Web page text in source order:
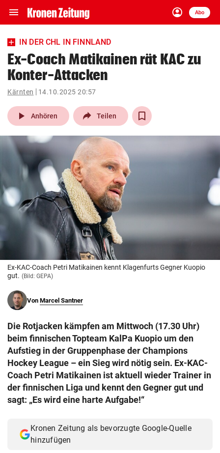
menu Navigation
ein-/ausklappen
account_circle
Anmelden
Abo
close Schließen
account_circle Anmelden
pin_drop
Wien arrow_right
bookmark
search
Suchbegriff
eingeben
© Krone Multimedia GmbH & Co KG 2026
Muthgasse 2, 1190 Wien
IN DER CHL IN FINNLAND
Ex-Coach Matikainen rät KAC zu
Konter-Attacken
Kärnten 14.10.2025 20:57
play_arrow Anhören Teilen
Ex-KAC-Coach Petri Matikainen kennt Klagenfurts Gegner Kuopio
gut. (Bild: GEPA)
Von Marcel Santner
Die Rotjacken kämpfen am Mittwoch (17.30 Uhr)
beim finnischen Topteam KalPa Kuopio um den
Aufstieg in der Gruppenphase der Champions
Hockey League – ein Sieg wird nötig sein. Ex-KAC-
Coach Petri Matikainen ist aktuell wieder Trainer in
der finnischen Liga und kennt den Gegner gut und
sagt: „Es wird eine harte Aufgabe!“
Kronen Zeitung als bevorzugte Google-Quelle
hinzufügen